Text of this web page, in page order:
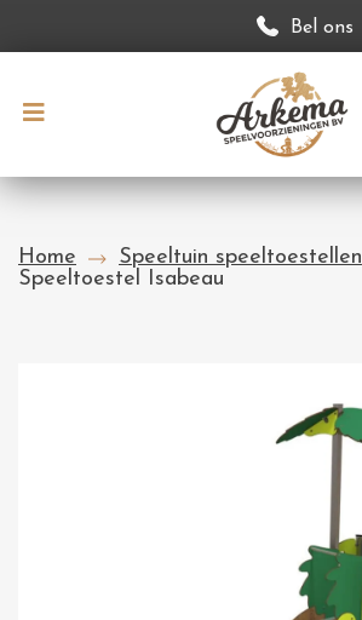
Bel ons
Home
Speeltuin speeltoestellen
Speeltoestel Isabeau